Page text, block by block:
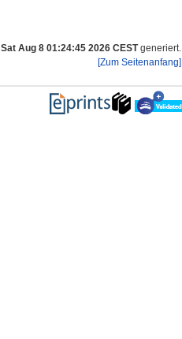
Sat Aug 8 01:24:45 2026 CESTgeneriert.
[Zum Seitenanfang]